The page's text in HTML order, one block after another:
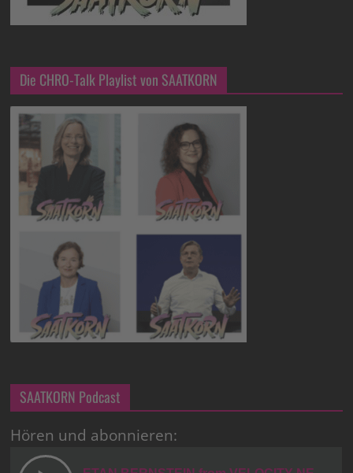
Die CHRO-Talk Playlist von SAATKORN
SAATKORN Podcast
Hören und abonnieren: